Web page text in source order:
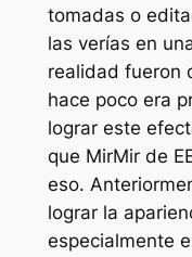
tomadas o
las verías en
realidad fueron
hace poco era
lograr este
que MirMir de
eso.
lograr la
especialmente